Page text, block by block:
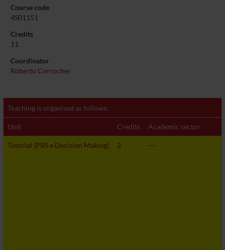
Course code
4S01151
Credits
11
Coordinator
Roberto Corrocher
Teaching is organised as follows:
Unit Credits Academic sector
Tutorial (PBS e Decision Making) 2 ---